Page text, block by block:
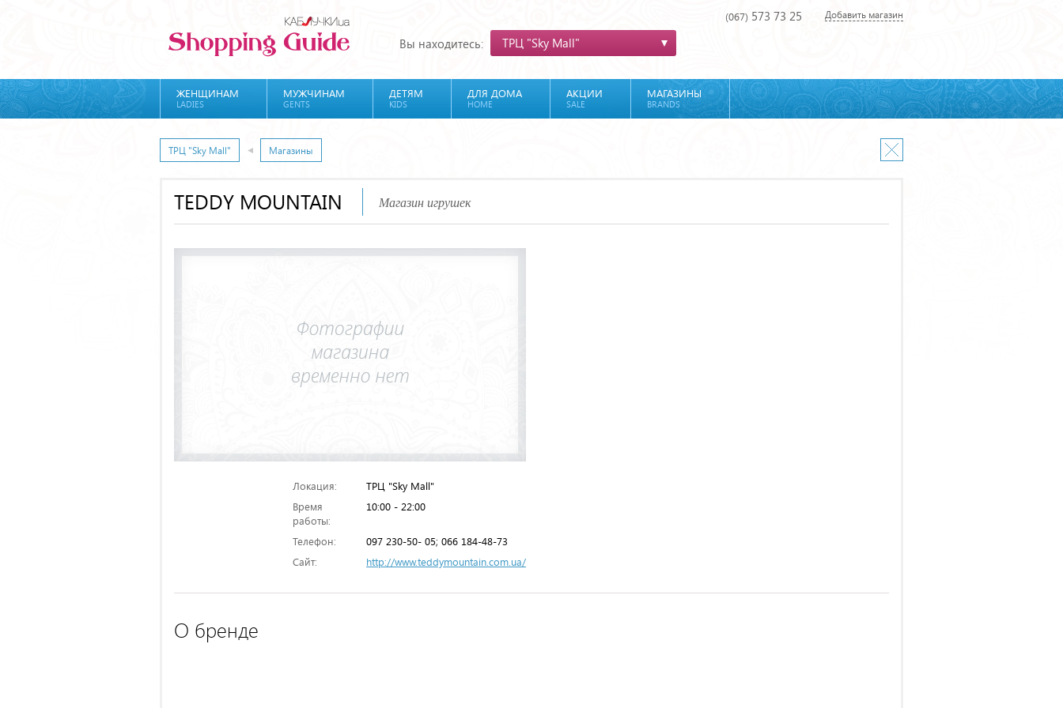
Вы находитесь: ТРЦ "Sky Mall"
(067) 573 73 25 Добавить магазин
ЖЕНЩИНАМ
LADIES
МУЖЧИНАМ
GENTS
ДЕТЯМ
KIDS
ДЛЯ ДОМА
HOME
АКЦИИ
SALE
МАГАЗИНЫ
BRANDS
ТРЦ "Sky Mall" Магазины
TEDDY MOUNTAIN Магазин игрушек
Локация:
ТРЦ "Sky Mall"
Время
работы:
10:00 - 22:00
Телефон:
097 230-50- 05; 066 184-48-73
Сайт:
http://www.teddymountain.com.ua/
О бренде